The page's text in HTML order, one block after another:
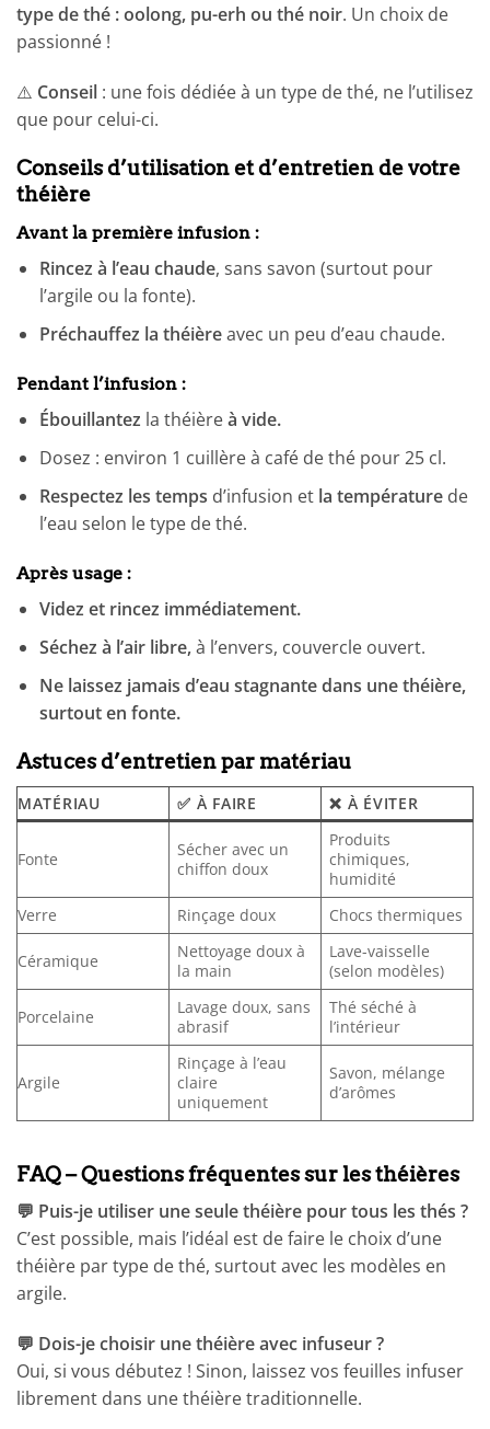
type de thé : oolong, pu-erh ou thé noir. Un choix de
passionné !
⚠️ Conseil : une fois dédiée à un type de thé, ne l’utilisez
que pour celui-ci.
Conseils d’utilisation et d’entretien de votre
théière
Avant la première infusion :
Rincez à l’eau chaude, sans savon (surtout pour
l’argile ou la fonte).
Préchauffez la théièreavec un peu d’eau chaude.
Pendant l’infusion :
Ébouillantez la théièreà vide.
Dosez : environ 1 cuillère à café de thé pour 25 cl.
Respectez les temps d’infusion et la température de
l’eau selon le type de thé.
Après usage :
Videz et rincez immédiatement.
Séchez à l’air libre,à l’envers, couvercle ouvert.
Ne laissez jamais d’eau stagnante dans une théière,
surtout en fonte.
Astuces d’entretien par matériau
MATÉRIAU ✅ À FAIRE ❌ À ÉVITER
Fonte
Sécher avec un
chiffon doux
Produits
chimiques,
humidité
Verre
Rinçage doux Chocs thermiques
Céramique
Nettoyage doux à
la main
Lave-vaisselle
(selon modèles)
Porcelaine
Lavage doux, sans
abrasif
Thé séché à
l’intérieur
Argile
Rinçage à l’eau
claire
uniquement
Savon, mélange
d’arômes
FAQ – Questions fréquentes sur les théières
💬 Puis-je utiliser une seule théière pour tous les thés ?
C’est possible, mais l’idéal est de faire le choix d’une
théière par type de thé, surtout avec les modèles en
argile.
💬 Dois-je choisir une théière avec infuseur ?
Oui, si vous débutez ! Sinon, laissez vos feuilles infuser
librement dans une théière traditionnelle.